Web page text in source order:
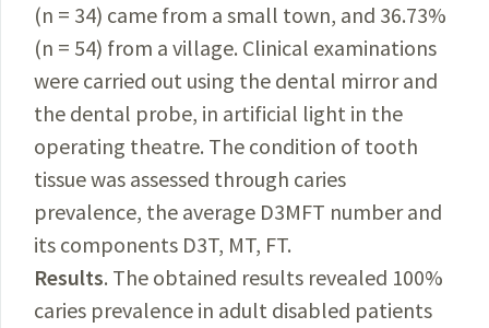
(n = 34) came from a small town, and 36.73%
(n = 54) from a village. Clinical examinations
were carried out using the dental mirror and
the dental probe, in artificial light in the
operating theatre. The condition of tooth
tissue was assessed through caries
prevalence, the average D3MFT number and
its components D3T, MT, FT.
Results. The obtained results revealed 100%
caries prevalence in adult disabled patients